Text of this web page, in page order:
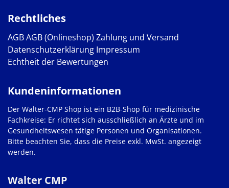
Rechtliches
AGBAGB (Onlineshop) Zahlung und Versand
Datenschutzerklärung Impressum
Echtheit der Bewertungen
Walter CMP
Kundeninformationen
Der Walter-CMP Shop ist ein B2B-Shop für medizinische
Fachkreise: Er richtet sich ausschließlich an Ärzte und im
Gesundheitswesen tätige Personen und Organisationen.
Bitte beachten Sie, dass die Preise exkl. MwSt. angezeigt
werden.